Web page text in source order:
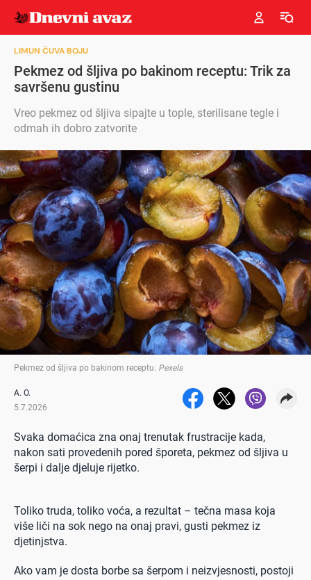
LIMUN ČUVA BOJU
Pekmez od šljiva po bakinom receptu: Trik za
savršenu gustinu
Vreo pekmez od šljiva sipajte u tople, sterilisane tegle i
odmah ih dobro zatvorite
Pekmez od šljiva po bakinom receptu Pexels
A. O.
5.7.2026
Svaka domaćica zna onaj trenutak frustracije kada,
nakon sati provedenih pored šporeta, pekmez od šljiva u
šerpi i dalje djeluje rijetko.
Toliko truda, toliko voća, a rezultat – tečna masa koja
više liči na sok nego na onaj pravi, gusti pekmez iz
djetinjstva.
Ako vam je dosta borbe sa šerpom i neizvjesnosti, postoji